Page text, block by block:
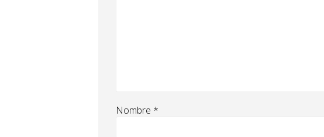
Nombre *